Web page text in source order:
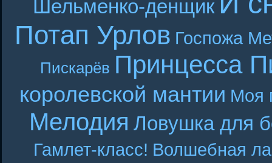
Шельменко-денщик
Потап Урлов Госпожа
Пискарёв Принцесса
королевской мантии Моя
Мелодия Ловушка для
Гамлет-класс! Волшебная